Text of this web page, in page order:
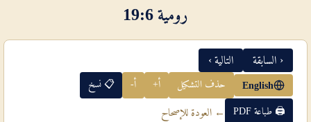
رومية 6‏:‏19
‹ السابقة التالية ›
English حذف التشكيل أ+ أ- 📋 نسخ
🖨 طباعة PDF ← العودة للإصحاح